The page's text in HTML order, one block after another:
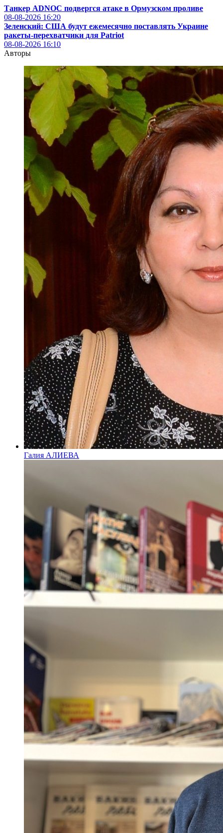
Танкер ADNOC подвергся атаке в Ормузском проливе
08-08-2026 16:20
Зеленский: США будут ежемесячно поставлять Украине
ракеты-перехватчики для Patriot
08-08-2026 16:10
Авторы
Галия АЛИЕВА